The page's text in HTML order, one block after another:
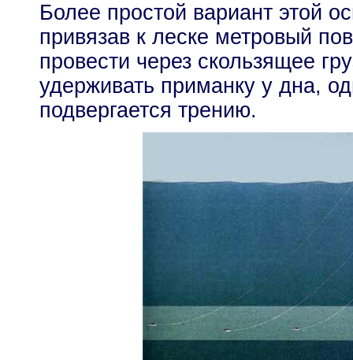
Более простой вариант этой
привязав к леске метровый
провести через скользящее
удерживать приманку у дна,
подвергается трению.